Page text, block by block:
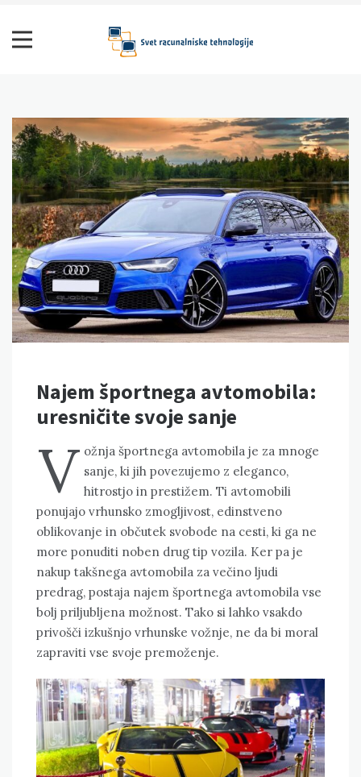
content
Najem športnega avtomobila:
uresničite svoje sanje
V ožnja športnega avtomobila je za mnoge
sanje, ki jih povezujemo z eleganco,
hitrostjo in prestižem. Ti avtomobili
ponujajo vrhunsko zmogljivost, edinstveno
oblikovanje in občutek svobode na cesti, ki ga ne
more ponuditi noben drug tip vozila. Ker pa je
nakup takšnega avtomobila za večino ljudi
predrag, postaja najem športnega avtomobila vse
bolj priljubljena možnost. Tako si lahko vsakdo
privošči izkušnjo vrhunske vožnje, ne da bi moral
zapraviti vse svoje premoženje.